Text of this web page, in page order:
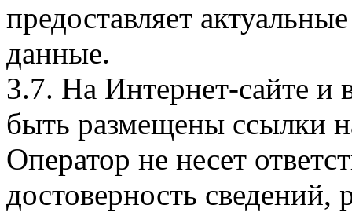
предоставляет
данные.
3.7. На Интернет-сайте
быть размещены ссылки
Оператор не несет
достоверность